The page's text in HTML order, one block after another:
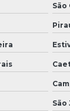
São
São